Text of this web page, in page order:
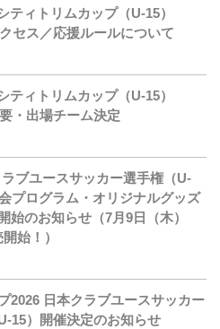
ティトリムカップ（U-15）
セス／応援ルールについて
ティトリムカップ（U-15）
・出場チーム決定
ブユースサッカー選手権（U-
プログラム・オリジナルグッズ
始のお知らせ（7月9日（木）
始！）
2026 日本クラブユースサッカー
15）開催決定のお知らせ